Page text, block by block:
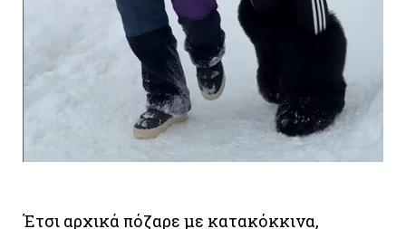
Έτσι αρχικά πόζαρε με κατακόκκινα,